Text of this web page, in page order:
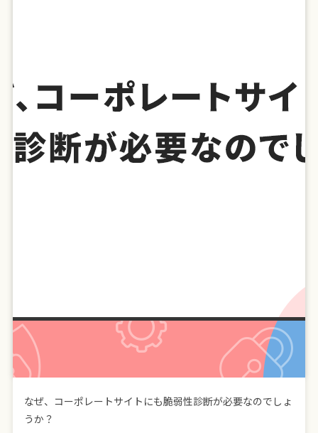
なぜ、コーポレートサイトにも脆弱性診断が必要なのでしょ
うか？